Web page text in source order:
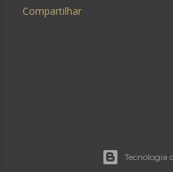
Compartilhar
Tecnologia